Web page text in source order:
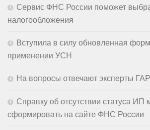
Сервис ФНС России поможет
налогообложения
Вступила в силу обновленная
применении УСН
На вопросы отвечают эксперты
Справку об отсутствии статуса ИП
сформировать на сайте ФНС России